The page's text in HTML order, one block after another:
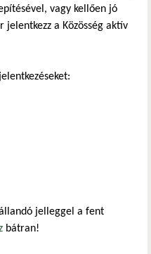
vagy kellően jó
jelentkezz a Közösség aktív
jelleggel a fent
bátran!